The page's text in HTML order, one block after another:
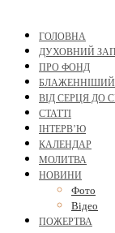
ГОЛОВНА
ДУХОВНИЙ
ПРО ФОНД
БЛАЖЕННІШИЙ
ВІД СЕРЦЯ ДО
СТАТТІ
ІНТЕРВ’Ю
КАЛЕНДАР
МОЛИТВА
НОВИНИ
Фото
Відео
ПОЖЕРТВА